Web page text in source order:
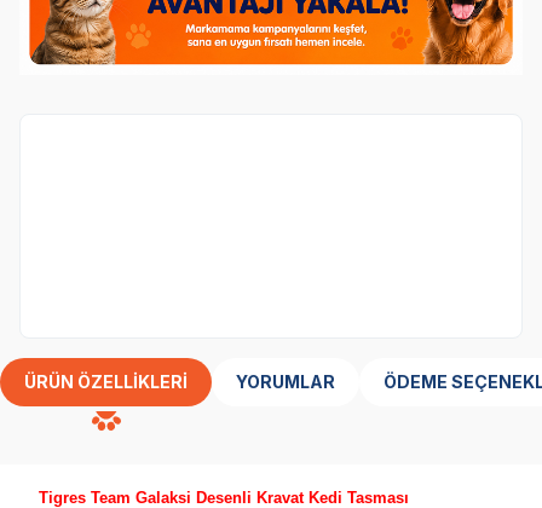
ÜRÜN ÖZELLIKLERI YORUMLAR ÖDEME
Tigres Team Galaksi Desenli Kravat Kedi Tasması